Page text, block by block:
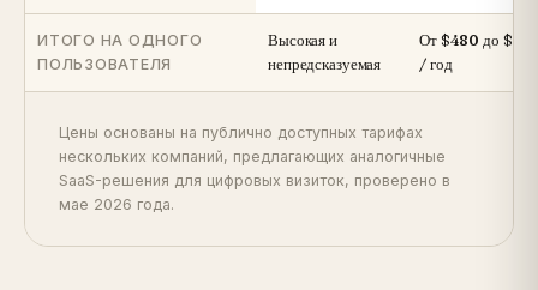
ИТОГО НА ОДНОГО
ПОЛЬЗОВАТЕЛЯ
Высокая и
непредсказуемая
От $480 до
/ год
Цены основаны на публично доступных тарифах
нескольких компаний, предлагающих аналогичные
SaaS-решения для цифровых визиток, проверено в
мае 2026 года.